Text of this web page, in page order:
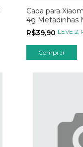
Capa para
4g Metadinhas
02
R$39,90 LEVE 2,
Comprar